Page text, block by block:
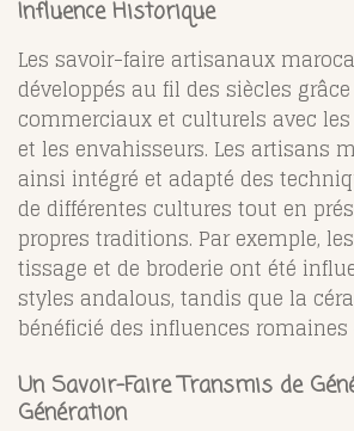
Influence Historique
Les savoir-faire artisanaux
développés au fil des siècles
commerciaux et culturels avec
et les envahisseurs. Les artisans
ainsi intégré et adapté des
de différentes cultures tout en
propres traditions. Par exemple,
tissage et de broderie ont été
styles andalous, tandis que la
bénéficié des influences romaines
Un Savoir-Faire Transmis de
Génération